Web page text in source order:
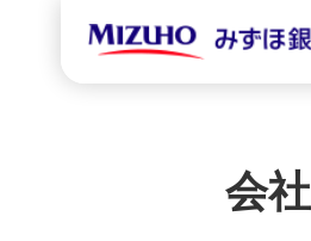
会